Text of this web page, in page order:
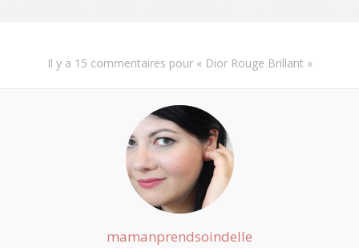
Il y a 15 commentaires pour « Dior Rouge Brillant »
mamanprendsoindelle